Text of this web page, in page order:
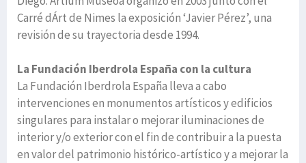
Carré dÁrt de Nimes la exposición ‘Javier Pérez’, una
revisión de su trayectoria desde 1994.
La Fundación Iberdrola España con la cultura
La Fundación Iberdrola España lleva a cabo
intervenciones en monumentos artísticos y edificios
singulares para instalar o mejorar iluminaciones de
interior y/o exterior con el fin de contribuir a la puesta
en valor del patrimonio histórico-artístico y a mejorar la